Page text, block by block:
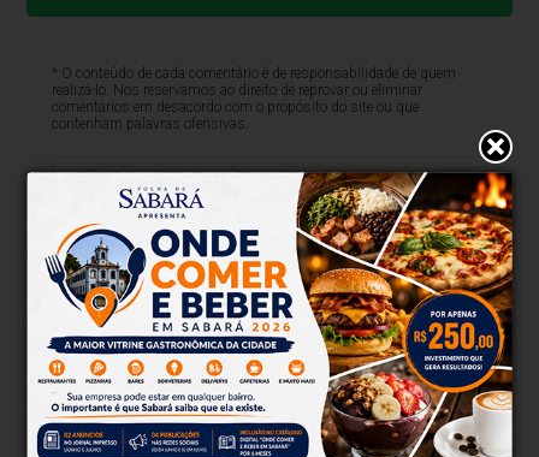
* O conteúdo de cada comentário é de responsabilidade de quem
realizá-lo. Nos reservamos ao direito de reprovar ou eliminar
comentários em desacordo com o propósito do site ou que
contenham palavras ofensivas.
500caracteres restantes.
Comentar